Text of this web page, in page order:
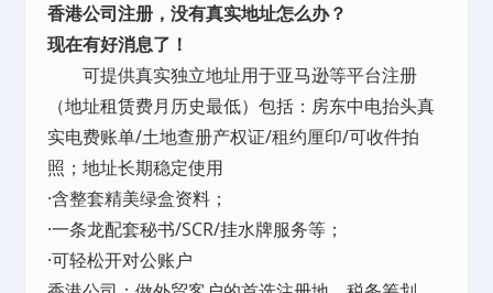
香港公司注册，没有真实地址怎么办？
现在有好消息了！
可提供真实独立地址用于亚马逊等平台注册
（地址租赁费月历史最低）包括：房东中电抬头真
实电费账单/土地查册产权证/租约厘印/可收件拍
照；地址长期稳定使用
·含整套精美绿盒资料；
·一条龙配套秘书/SCR/挂水牌服务等；
·可轻松开对公账户